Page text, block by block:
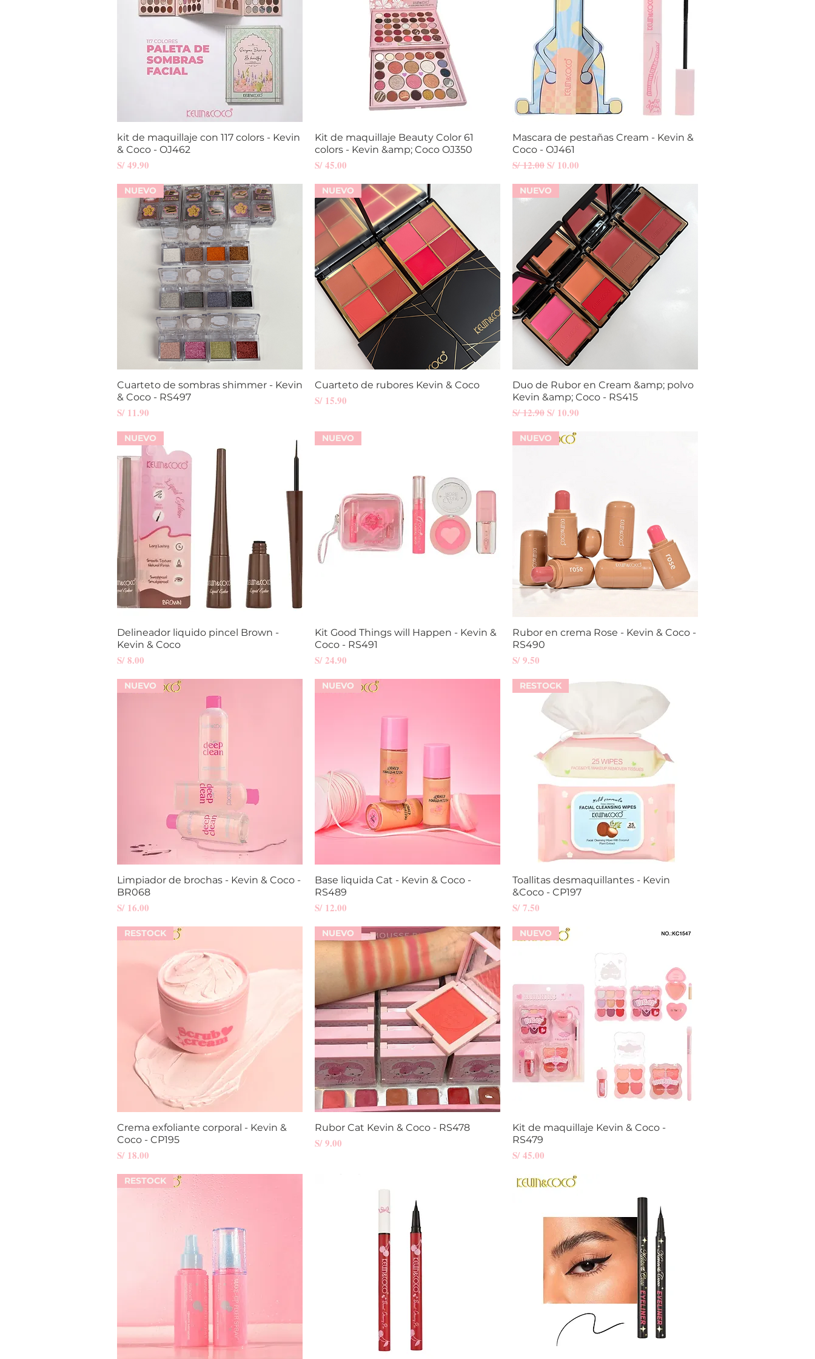
Vista rápida
kit de maquillaje con 117 colors - Kevin
& Coco - OJ462
Precio
S/ 49.90
Vista rápida
Kit de maquillaje Beauty Color 61
colors - Kevin &amp; Coco OJ350
Precio
S/ 45.00
Vista rápida
Mascara de pestañas Cream - Kevin &
Coco - OJ461
Precio
S/ 12.00Precio de oferta
S/ 10.00
Vista rápida
NUEVO
Cuarteto de sombras shimmer - Kevin
& Coco - RS497
Precio
S/ 11.90
Vista rápida
NUEVO
Cuarteto de rubores Kevin & Coco
Precio
S/ 15.90
Vista rápida
NUEVO
Duo de Rubor en Cream &amp; polvo
Kevin &amp; Coco - RS415
Precio
S/ 12.90Precio de oferta
S/ 10.90
Vista rápida
NUEVO
Delineador liquido pincel Brown -
Kevin & Coco
Precio
S/ 8.00
Vista rápida
NUEVO
Kit Good Things will Happen - Kevin &
Coco - RS491
Precio
S/ 24.90
Vista rápida
NUEVO
Rubor en crema Rose - Kevin & Coco -
RS490
Precio
S/ 9.50
Vista rápida
NUEVO
Limpiador de brochas - Kevin & Coco -
BR068
Precio
S/ 16.00
Vista rápida
NUEVO
Base liquida Cat - Kevin & Coco -
RS489
Precio
S/ 12.00
Vista rápida
RESTOCK
Toallitas desmaquillantes - Kevin
&Coco - CP197
Precio
S/ 7.50
Vista rápida
RESTOCK
Crema exfoliante corporal - Kevin &
Coco - CP195
Precio
S/ 18.00
Vista rápida
NUEVO
Rubor Cat Kevin & Coco - RS478
Precio
S/ 9.00
Vista rápida
NUEVO
Kit de maquillaje Kevin & Coco -
RS479
Precio
S/ 45.00
RESTOCK